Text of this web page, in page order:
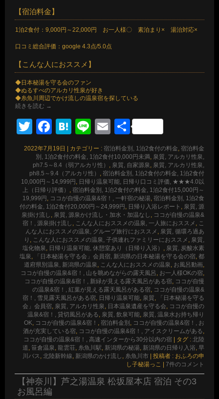
【宿泊料金】
1泊2食付：9,000円～22,000円 お一人様〇 素泊まり× 湯治対応×
口コミ総合評価：google 4.3点/5.0点
【こんな人におススメ】
◆日本秘湯を守る会のファン
◆ぬるすべのアルカリ性泉が好き
◆糸魚川周辺でかけ流しの温泉宿を探している
続きを読む →
TwitterFacebook
Hatena
LineEmail
共
有
2022年7月19日 カテゴリー : 宿泊料金別, 1泊2食付の料金, 宿泊料金
別, 1泊2食付の料金, 1泊2食付10,000円未満, 泉質, アルカリ性泉,
ph7.5～8.4（弱アルカリ性） , 泉質, 自家源泉, 泉質, アルカリ性泉,
ph8.5～9.4（アルカリ性） , 宿泊料金別, 1泊2食付の料金, 1泊2食付
10,000円～14,999円 , 日帰り温泉可能, 日帰り口コミ評価, ★★★4.0以
上（日帰り評価） , 宿泊料金別, 1泊2食付の料金, 1泊2食付15,000円～
19,999円 , ココが自慢の温泉&宿！, 一軒宿の秘湯, 宿泊料金別, 1泊2食
付の料金, 1泊2食付20,000円～24,999円 , 日帰り入浴レポート , 泉質, 源
泉掛け流し , 泉質, 源泉かけ流し・加水・加温なし , ココが自慢の温泉&
宿！, 源泉掛け流し , こんな人におススメの温泉, 一人旅におススメ , こ
んな人におススメの温泉, グループ旅行におススメ , 泉質, 循環ろ過あ
り , こんな人におススメの温泉, 子供連れファミリーにおススメ , 泉質,
塩化物泉, 日帰り温泉可能, 休憩室あり（日帰り入浴） , 泉質, 炭酸水素
塩泉, 「日本秘湯を守る会」会員宿, 新潟県の日本秘湯を守る会の宿, 都
道府県別温泉, 新潟県の温泉, こんな人におススメの温泉, お風呂動画,
ココが自慢の温泉&宿！, 山を眺めながらの露天風呂 , お一人様OKの宿,
ココが自慢の温泉&宿！, 新緑が見える露天風呂がある宿, ココが自慢
の温泉&宿！, 紅葉が見える露天風呂がある宿, ココが自慢の温泉&
宿！, 雪見露天風呂がある宿, 日帰り温泉可能, 泉質,
「日本秘湯を守る
会」会員宿, 泉質, アルカリ性泉, 日本温泉遺産を守る会, ココが自慢の
温泉&宿！, 貸切風呂がある, 泉質, 飲泉可能, 泉質, 温泉水お持ち帰り
OK, ココが自慢の温泉&宿！ , 宿泊料金別 , ココが自慢の温泉&宿！, お
酒が充実している宿, ココが自慢の温泉&宿！, アイスクリームがある,
ココが自慢の温泉&宿！, 高速インターから30分以内の宿
タグ : 北陸
道, 笹倉温泉, 龍雲荘, 糸魚川駅, 新潟県の秘湯, 新潟県の日帰り入浴, 早
川バス , 北陸新幹線, 新潟県のかけ流し , 糸魚川市
投稿者 : おふろの申
し子秘湯っこ
7件のコメント
【神奈川】芦之湯温泉 松坂屋本店 宿泊 その3
お風呂編